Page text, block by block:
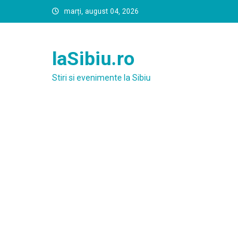
to
marți, august 04, 2026
laSibiu.ro
Stiri si evenimente la Sibiu